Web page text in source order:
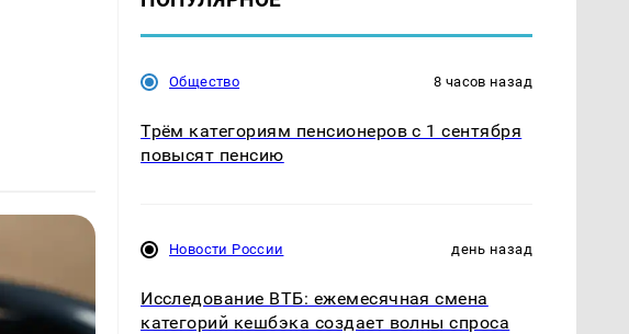
Общество 8 часов назад
Трём категориям пенсионеров с 1 сентября
повысят пенсию
Новости России день назад
Исследование ВТБ: ежемесячная смена
категорий кешбэка создает волны спроса